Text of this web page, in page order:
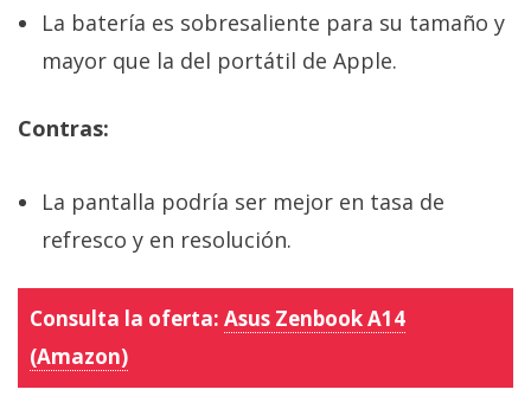
La batería es sobresaliente para su tamaño y
mayor que la del portátil de Apple.
Contras:
La pantalla podría ser mejor en tasa de
refresco y en resolución.
Consulta la oferta: Asus Zenbook A14
(Amazon)